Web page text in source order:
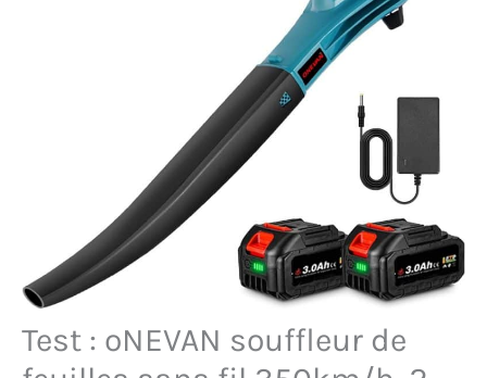
Test : oNEVAN souffleur de